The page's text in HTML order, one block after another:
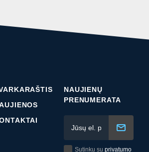
NAUJIENŲ
PRENUMERATA
Sutinku su privatumo